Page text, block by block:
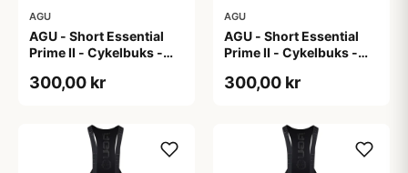
AGU
AGU - Short Essential
Prime II - Cykelbuks -
300,00 kr
AGU
AGU - Short Essential
Prime II - Cykelbuks -
300,00 kr